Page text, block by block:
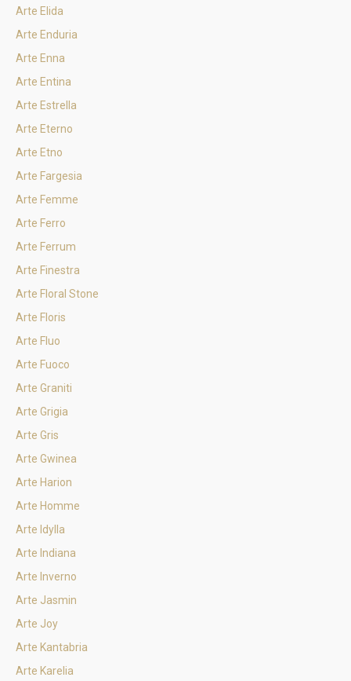
Arte Elida
Arte Enduria
Arte Enna
Arte Entina
Arte Estrella
Arte Eterno
Arte Etno
Arte Fargesia
Arte Femme
Arte Ferro
Arte Ferrum
Arte Finestra
Arte Floral Stone
Arte Floris
Arte Fluo
Arte Fuoco
Arte Graniti
Arte Grigia
Arte Gris
Arte Gwinea
Arte Harion
Arte Homme
Arte Idylla
Arte Indiana
Arte Inverno
Arte Jasmin
Arte Joy
Arte Kantabria
Arte Karelia